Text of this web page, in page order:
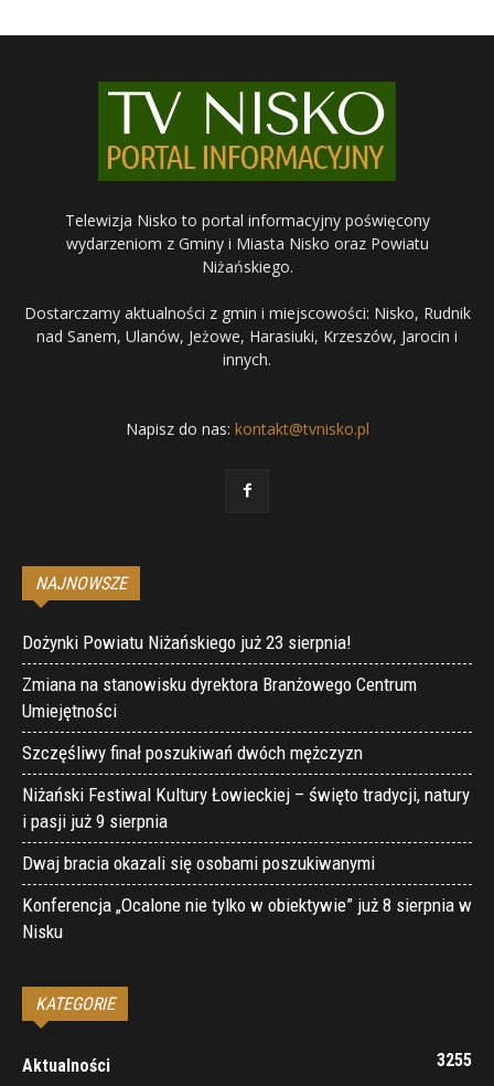
Telewizja Nisko to portal informacyjny poświęcony
wydarzeniom z Gminy i Miasta Nisko oraz Powiatu
Niżańskiego.
Dostarczamy aktualności z gmin i miejscowości: Nisko, Rudnik
nad Sanem, Ulanów, Jeżowe, Harasiuki, Krzeszów, Jarocin i
innych.
Napisz do nas: kontakt@tvnisko.pl
NAJNOWSZE
Dożynki Powiatu Niżańskiego już 23 sierpnia!
Zmiana na stanowisku dyrektora Branżowego Centrum
Umiejętności
Szczęśliwy finał poszukiwań dwóch mężczyzn
Niżański Festiwal Kultury Łowieckiej – święto tradycji, natury
i pasji już 9 sierpnia
Dwaj bracia okazali się osobami poszukiwanymi
Konferencja „Ocalone nie tylko w obiektywie” już 8 sierpnia w
Nisku
KATEGORIE
Aktualności
3255